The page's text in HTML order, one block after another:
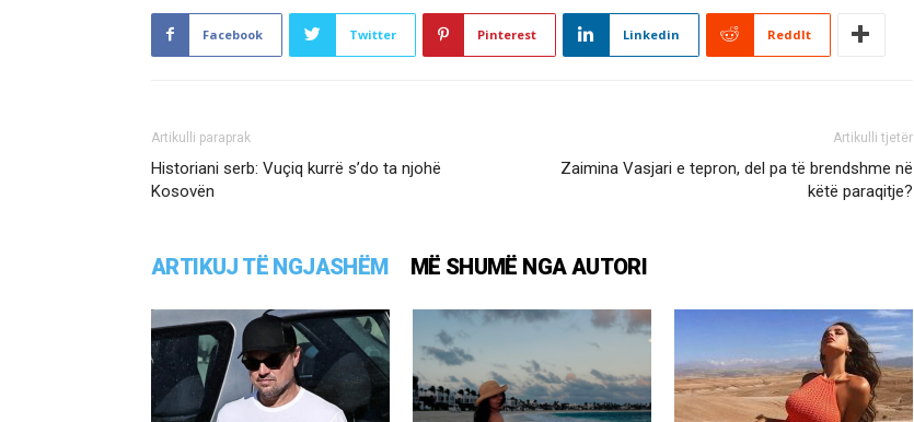
Facebook Twitter Pinterest Linkedin ReddIt
Artikulli paraprak
Historiani serb: Vuçiq kurrë s’do ta njohë
Kosovën
Artikulli tjetër
Zaimina Vasjari e tepron, del pa të brendshme në
këtë paraqitje?
ARTIKUJ TË NGJASHËM MË SHUMË NGA AUTORI